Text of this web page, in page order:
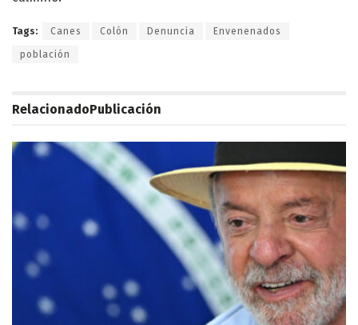
Tags: Canes Colón Denuncia Envenenados
población
RelacionadoPublicación